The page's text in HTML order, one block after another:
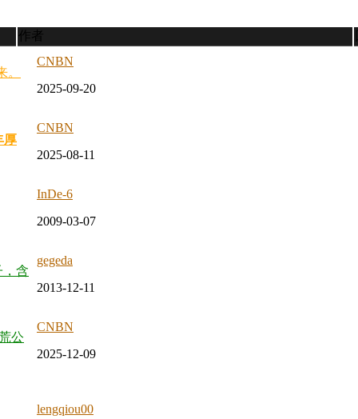
作者
CNBN
2025-09-20
厚
CNBN
2025-08-11
InDe-6
2009-03-07
，含
gegeda
2013-12-11
公
CNBN
2025-12-09
lengqiou00